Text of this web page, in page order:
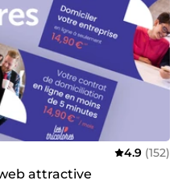
4.9 (152)
attractive